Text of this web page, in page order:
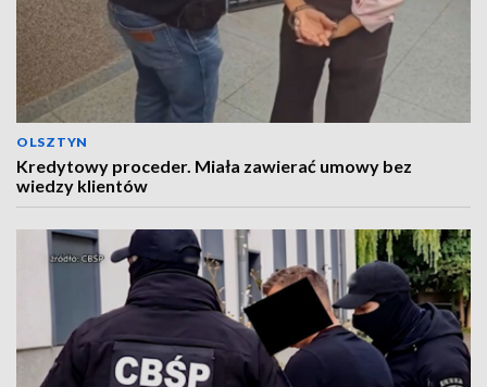
OLSZTYN
Kredytowy proceder. Miała zawierać umowy bez
wiedzy klientów